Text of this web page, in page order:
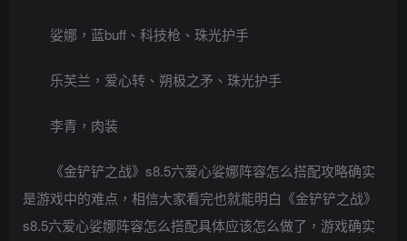
娑娜，蓝buff、科技枪、珠光护手
乐芙兰，爱心转、朔极之矛、珠光护手
李青，肉装
《金铲铲之战》s8.5六爱心娑娜阵容怎么搭配攻略确实
是游戏中的难点，相信大家看完也就能明白《金铲铲之战》
s8.5六爱心娑娜阵容怎么搭配具体应该怎么做了，游戏确实